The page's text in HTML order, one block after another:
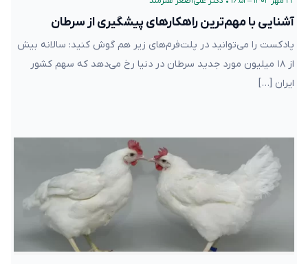
آشنایی با مهم‌ترین راهکارهای پیشگیری از سرطان
پادکست را می‌توانید در پلت‌فرم‌های زیر هم گوش کنید: سالانه بیش
از ۱۸ میلیون مورد جدید سرطان در دنیا رخ می‌دهد که سهم کشور
ایران […]